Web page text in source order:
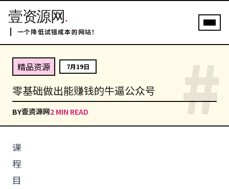
壹资源网.
一个降低试错成本的网站！
#
精品资源 7月19日
零基础做出能赚钱的牛逼公众号
BY壹资源网2 MIN READ
课
程
目